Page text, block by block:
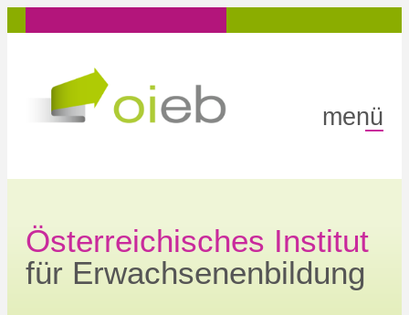
Inhalt
menü
Österreichisches Institut
für Erwachsenenbildung